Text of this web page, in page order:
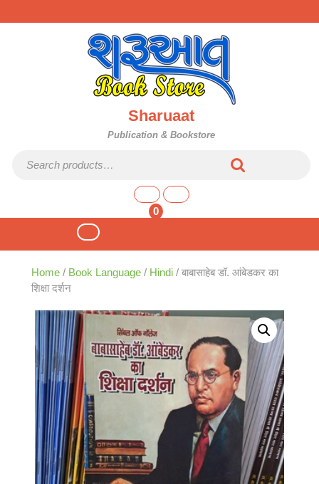
to
Sharuaat
Publication & Bookstore
0
shopping
Open
Button
Home / Book Language / Hindi / बाबासाहेब डॉ. आंबेडकर का
शिक्षा दर्शन